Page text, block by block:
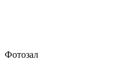
Фотозал